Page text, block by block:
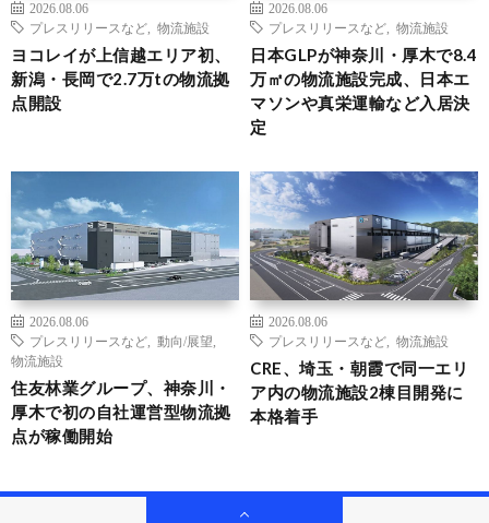
2026.08.06
プレスリリースなど
物流施設
ヨコレイが上信越エリア初、
新潟・長岡で2.7万tの物流拠
点開設
2026.08.06
プレスリリースなど
物流施設
日本GLPが神奈川・厚木で8.4
万㎡の物流施設完成、日本エ
マソンや真栄運輸など入居決
定
2026.08.06
プレスリリースなど
動向/展望
物流施設
住友林業グループ、神奈川・
厚木で初の自社運営型物流拠
点が稼働開始
2026.08.06
プレスリリースなど
物流施設
CRE、埼玉・朝霞で同一エリ
ア内の物流施設2棟目開発に
本格着手